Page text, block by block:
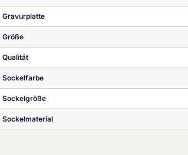
Gravurplatte
Größe
Qualität
Sockelfarbe
Sockelgröße
Sockelmaterial